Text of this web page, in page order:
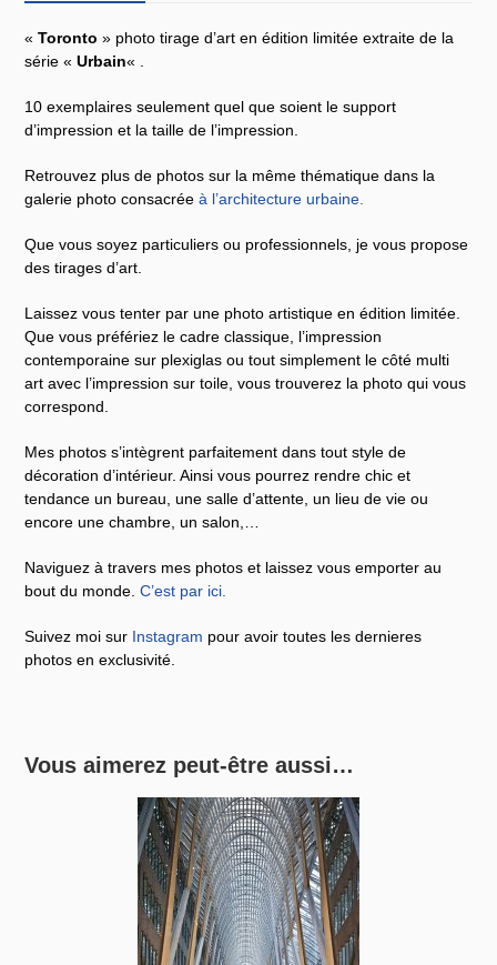
«Toronto » photo tirage d’art en édition limitée extraite de la
série «Urbain« .
10 exemplaires seulement quel que soient le support
d’impression et la taille de l’impression.
Retrouvez plus de photos sur la même thématique dans la
galerie photo consacréeà l’architecture urbaine
Que vous soyez particuliers ou professionnels, je vous propose
des tirages d’art.
Laissez vous tenter par une photo artistique en édition limitée.
Que vous préfériez le cadre classique, l’impression
contemporaine sur plexiglas ou tout simplement le côté multi
art avec l’impression sur toile, vous trouverez la photo qui vous
correspond.
Mes photos s’intègrent parfaitement dans tout style de
décoration d’intérieur. Ainsi vous pourrez rendre chic et
tendance un bureau, une salle d’attente, un lieu de vie ou
encore une chambre, un salon,…
Naviguez à travers mes photos et laissez vous emporter au
bout du monde.C’est par ici
Suivez moi sur Instagram pour avoir toutes les dernieres
photos en exclusivité.
Vous aimerez peut-être aussi…